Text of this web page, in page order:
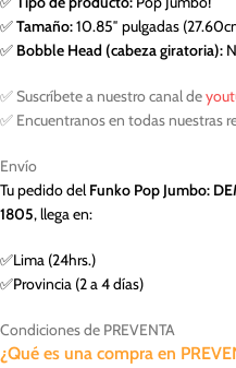
✅Tamaño:10.85″ pulgadas
✅ Bobble Head (cabeza giratoria):
✅ Suscríbete a nuestro canal de
✅ Encuentranos en todas nuestras
Envío
Tu pedido delFunko Pop Jumbo:
1805, llega en:
✅Lima (24hrs.)
✅Provincia (2 a 4 días)
Condiciones de PREVENTA
¿Qué es una compra en